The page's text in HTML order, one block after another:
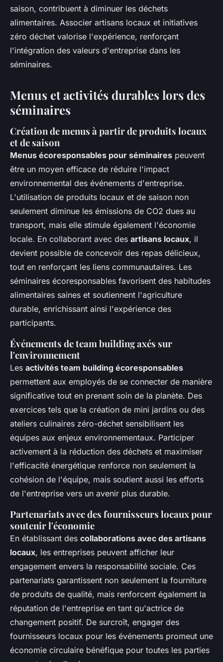
saison, contribuent à diminuer les déchets
alimentaires. Associer artisans locaux et initiatives
zéro déchet valorise l'expérience, renforçant
l'intégration des valeurs d'entreprise dans les
séminaires.
Menus et activités durables lors des
séminaires
Création de menus à partir de produits locaux
et de saison
Menus écoresponsables pour séminaires peuvent
être un moyen efficace de réduire l'impact
environnemental des événements d'entreprise.
L'utilisation de produits locaux et de saison non
seulement diminue les émissions de CO2 dues au
transport, mais elle stimule également l'économie
locale. En collaborant avec des artisans locaux, il
devient possible de concevoir des repas délicieux,
tout en renforçant les liens communautaires. Les
séminaires écoresponsables favorisent des habitudes
alimentaires saines et soutiennent l'agriculture
durable, enrichissant ainsi l'expérience des
participants.
Événements de team building axés sur
l'environnement
Les activités team building écoresponsables
permettent aux employés de se connecter de manière
significative tout en prenant soin de la planète. Des
exercices tels que la création de mini jardins ou des
ateliers culinaires zéro-déchet sensibilisent les
équipes aux enjeux environnementaux. Participer
activement à la réduction des déchets et maximiser
l'efficacité énergétique renforce non seulement la
cohésion de l'équipe, mais soutient aussi les efforts
de l'entreprise vers un avenir plus durable.
Partenariats avec des fournisseurs locaux pour
soutenir l'économie
En établissant des collaborations avec des artisans
locaux, les entreprises peuvent afficher leur
engagement envers la responsabilité sociale. Ces
partenariats garantissent non seulement la fourniture
de produits de qualité, mais renforcent également la
réputation de l'entreprise en tant qu'actrice de
changement positif. De surcroît, engager des
fournisseurs locaux pour les événements promeut une
économie circulaire bénéfique pour toutes les parties